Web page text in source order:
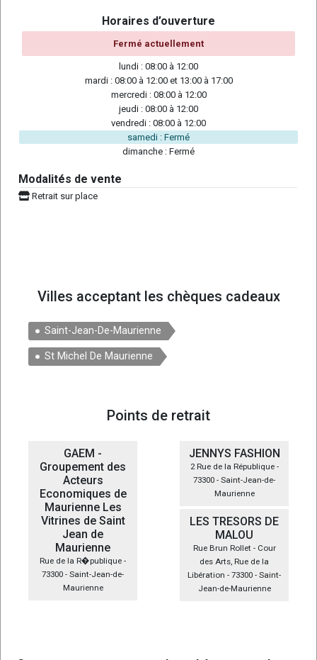
Horaires d’ouverture
Fermé actuellement
lundi : 08:00 à 12:00
mardi : 08:00 à 12:00 et 13:00 à 17:00
mercredi : 08:00 à 12:00
jeudi : 08:00 à 12:00
vendredi : 08:00 à 12:00
samedi : Fermé
dimanche : Fermé
Modalités de vente
Retrait sur place
Villes acceptant les chèques cadeaux
Saint-Jean-De-Maurienne
St Michel De Maurienne
Points de retrait
GAEM -
Groupement des
Acteurs
Economiques de
Maurienne Les
Vitrines de Saint
Jean de
Maurienne
Rue de la R�publique -
73300 - Saint-Jean-de-
Maurienne
JENNYS FASHION
2 Rue de la République -
73300 - Saint-Jean-de-
Maurienne
LES TRESORS DE
MALOU
Rue Brun Rollet - Cour
des Arts, Rue de la
Libération - 73300 - Saint-
Jean-de-Maurienne